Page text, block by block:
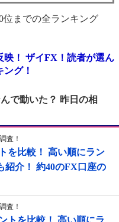
位までの全ランキング
！ ザイFX！読者が選ん
グ！
で動いた？ 昨日の相
査！
を比較！ 高い順にラン
紹介！ 約40のFX口座の
査！
トを比較！ 高い順にラ